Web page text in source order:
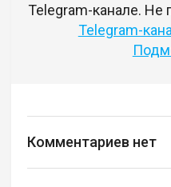
Telegram-канале. Не
Telegram-
Комментариев нет